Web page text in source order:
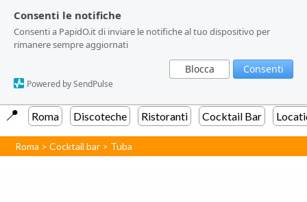
Consenti le notifiche
Consenti a PapidO.it di inviare le notifiche al tuo dispositivo per
rimanere sempre aggiornati
Blocca Consenti
Powered by SendPulse
Consenti le notifiche
Consenti a PapidO.it di inviare le notifiche al tuo dispositivo per
rimanere sempre aggiornati
Blocca Consenti
Powered by SendPulse
📍️ Roma Discoteche Ristoranti Cocktail Bar
Roma >Cocktail bar > Tuba